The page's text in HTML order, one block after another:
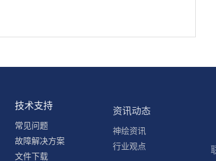
技术支持
常见问题
故障解决方案
文件下载